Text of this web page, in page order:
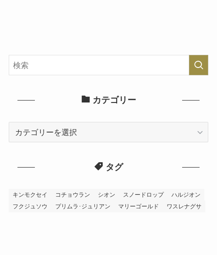
カテゴリー
タグ
キンモクセイ コチョウラン シオン スノードロップ
ハルジオン
フクジュソウ
プリムラ･ジュリアン マリーゴールド ワスレナグサ